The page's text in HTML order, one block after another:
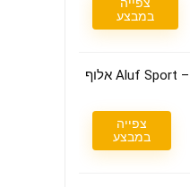
במבצע
משלוח חינם – Aluf Sport אלוף
צפייה
במבצע